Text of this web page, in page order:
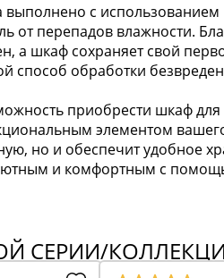
с
от перепадов влажности.
а шкаф сохраняет свой
способ обработки
приобрести шкаф
элементом
но и обеспечит удобное
и комфортным с
СЕРИИ/